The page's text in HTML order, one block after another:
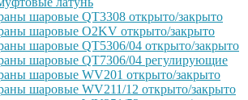
шаровые QT3308 открыто/закрыто
шаровые O2KV открыто/закрыто
шаровые QT5306/04 открыто/закрыто
шаровые QT7306/04 регулирующие
шаровые WV201 открыто/закрыто
шаровые WV211/12 открыто/закрыто